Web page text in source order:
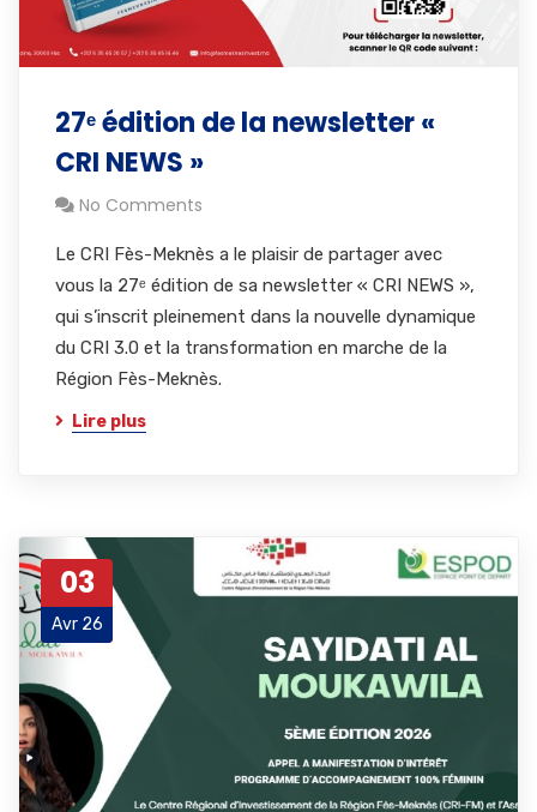
27ᵉ édition de la newsletter «
CRI NEWS »
No Comments
Le CRI Fès-Meknès a le plaisir de partager avec
vous la 27ᵉ édition de sa newsletter « CRI NEWS »,
qui s’inscrit pleinement dans la nouvelle dynamique
du CRI 3.0 et la transformation en marche de la
Région Fès-Meknès.
Lire plus
03
Avr 26